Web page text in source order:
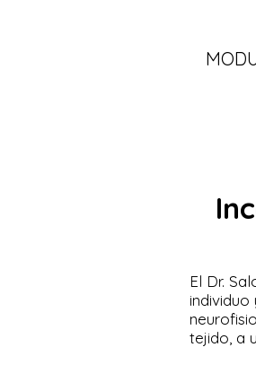
El Dr.
individuo
tejido, a